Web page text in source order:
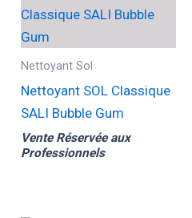
Nettoyant Sol
Nettoyant SOL Classique
SALI Bubble Gum
Vente Réservée aux
Professionnels